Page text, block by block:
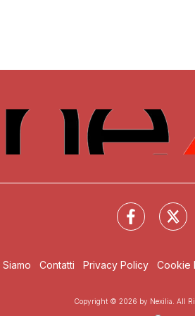
Siamo Contatti Privacy Policy Cookie
Copyright © 2026 by Nexilia. All